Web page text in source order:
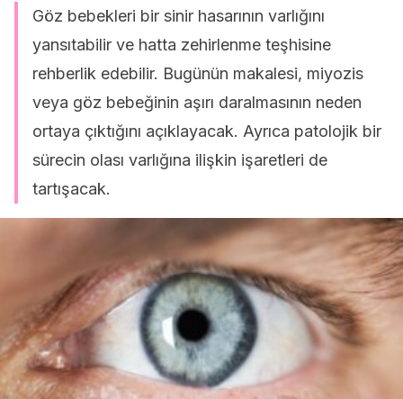
Göz bebekleri bir sinir hasarının varlığını
yansıtabilir ve hatta zehirlenme teşhisine
rehberlik edebilir. Bugünün makalesi, miyozis
veya göz bebeğinin aşırı daralmasının neden
ortaya çıktığını açıklayacak. Ayrıca patolojik bir
sürecin olası varlığına ilişkin işaretleri de
tartışacak.